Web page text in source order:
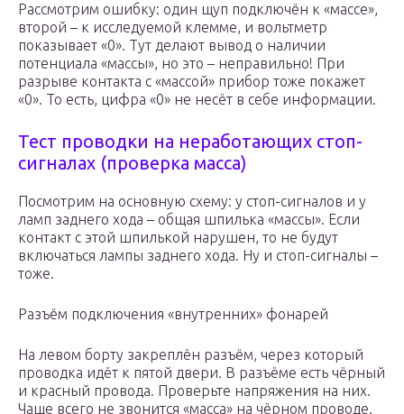
Рассмотрим ошибку: один щуп подключён к «массе»,
второй – к исследуемой клемме, и вольтметр
показывает «0». Тут делают вывод о наличии
потенциала «массы», но это – неправильно! При
разрыве контакта с «массой» прибор тоже покажет
«0». То есть, цифра «0» не несёт в себе информации.
Тест проводки на неработающих стоп-
сигналах (проверка масса)
Посмотрим на основную схему: у стоп-сигналов и у
ламп заднего хода – общая шпилька «массы». Если
контакт с этой шпилькой нарушен, то не будут
включаться лампы заднего хода. Ну и стоп-сигналы –
тоже.
Разъём подключения «внутренних» фонарей
На левом борту закреплён разъём, через который
проводка идёт к пятой двери. В разъёме есть чёрный
и красный провода. Проверьте напряжения на них.
Чаще всего не звонится «масса» на чёрном проводе.